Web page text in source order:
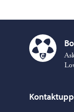
Borgå